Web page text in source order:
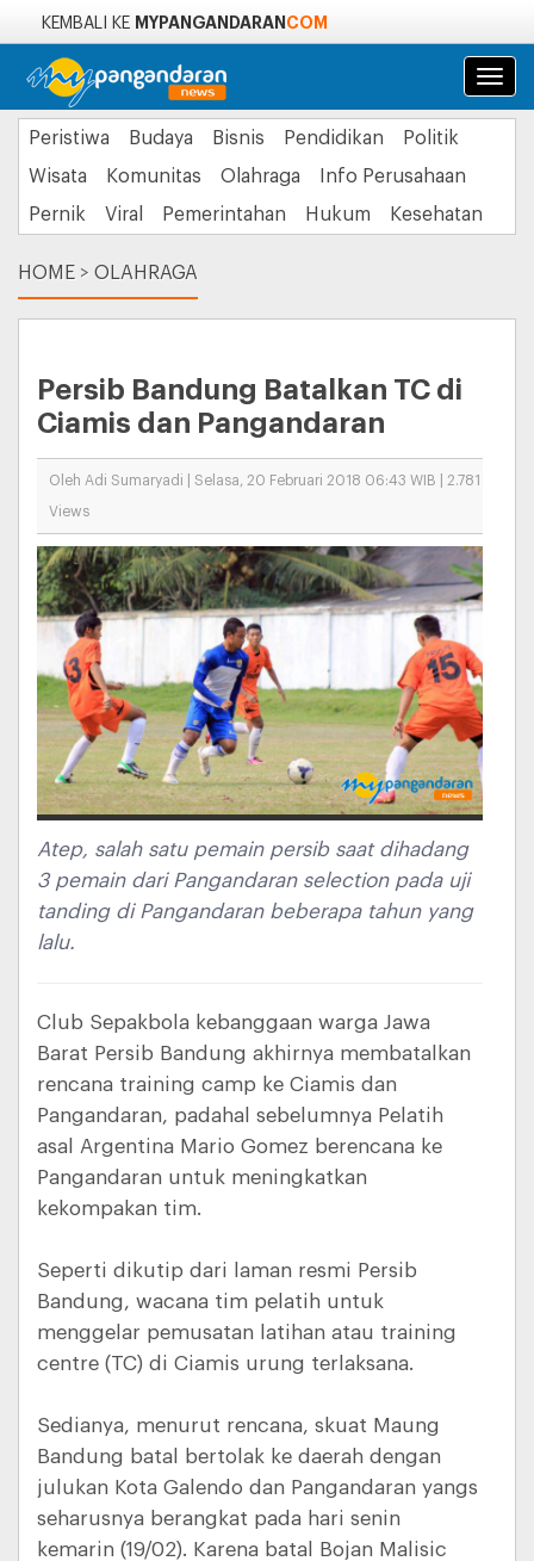
KEMBALI KE MYPANGANDARAN COM
Peristiwa Budaya Bisnis Pendidikan
Politik
Wisata
Komunitas Olahraga
Info Perusahaan
Pernik
Viral Pemerintahan Hukum Kesehatan
HOME > OLAHRAGA
Persib Bandung Batalkan TC di
Ciamis dan Pangandaran
Oleh Adi Sumaryadi | Selasa, 20 Februari 2018 06:43 WIB | 2.781
Views
Atep, salah satu pemain persib saat dihadang
3 pemain dari Pangandaran selection pada uji
tanding di Pangandaran beberapa tahun yang
lalu.
Club Sepakbola kebanggaan warga Jawa
Barat Persib Bandung akhirnya membatalkan
rencana training camp ke Ciamis dan
Pangandaran, padahal sebelumnya Pelatih
asal Argentina Mario Gomez berencana ke
Pangandaran untuk meningkatkan
kekompakan tim.
Seperti dikutip dari laman resmi Persib
Bandung, wacana tim pelatih untuk
menggelar pemusatan latihan atau training
centre (TC) di Ciamis urung terlaksana.
Sedianya, menurut rencana, skuat Maung
Bandung batal bertolak ke daerah dengan
julukan Kota Galendo dan Pangandaran yangs
seharusnya berangkat pada hari senin
kemarin (19/02). Karena batal Bojan Malisic